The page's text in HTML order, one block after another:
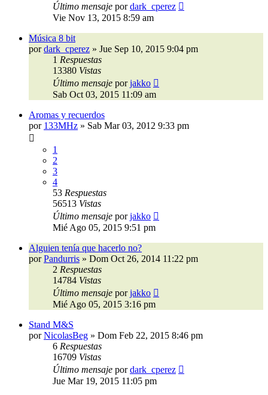
Último mensaje pordark_cperez
Vie Nov 13, 2015 8:59 am
Música 8 bit
pordark_cperez » Jue Sep 10, 2015 9:04 pm
1 Respuestas
13380 Vistas
Último mensaje porjakko
Sab Oct 03, 2015 11:09 am
Aromas y recuerdos
por 133MHz » Sab Mar 03, 2012 9:33 pm
1
2
3
4
53 Respuestas
56513 Vistas
Último mensaje porjakko
Mié Ago 05, 2015 9:51 pm
Alguien tenía que hacerlo no?
porPandurris » Dom Oct 26, 2014 11:22 pm
2 Respuestas
14784 Vistas
Último mensaje porjakko
Mié Ago 05, 2015 3:16 pm
Stand M&S
porNicolasBeg » Dom Feb 22, 2015 8:46 pm
6 Respuestas
16709 Vistas
Último mensaje pordark_cperez
Jue Mar 19, 2015 11:05 pm